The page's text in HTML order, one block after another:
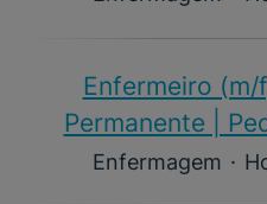
Enfermeiro
Permanente |
Enfermagem ·